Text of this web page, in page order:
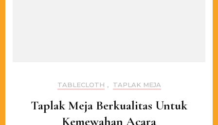
TABLECLOTH , TAPLAK MEJA
Taplak Meja Berkualitas Untuk
Kemewahan Acara